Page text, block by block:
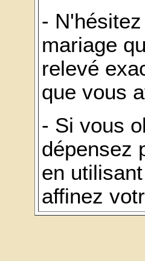
-
mariage
relevé
que vous
- Si vous
dépensez
en
affinez